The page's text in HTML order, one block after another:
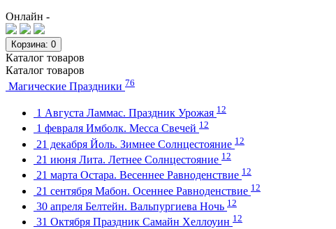
Онлайн -
Корзина: 0
Каталог товаров
Каталог товаров
Магические Праздники 76
1 Августа Ламмас. Праздник Урожая 12
1 февраля Имболк. Месса Свечей 12
21 декабря Йоль. Зимнее Солнцестояние 12
21 июня Лита. Летнее Солнцестояние 12
21 марта Остара. Весеннее Равноденствие 12
21 сентября Мабон. Осеннее Равноденствие 12
30 апреля Белтейн. Вальпургиева Ночь 12
31 Октября Праздник Самайн Хеллоуин 12